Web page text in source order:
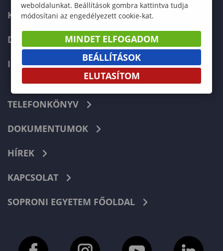
KÉPZÉSEK
DOKTORI ISKOLA
INTERNATIONAL
TELEFONKÖNYV
DOKUMENTUMOK
HÍREK
KAPCSOLAT
SOPRONI EGYETEM FŐOLDAL
weboldalunkat. Beállítások gombra kattintva tudja
módosítani az engedélyezett cookie-kat.
MINDET ELFOGADOM
BEÁLLÍTÁSOK
ELUTASÍTOM